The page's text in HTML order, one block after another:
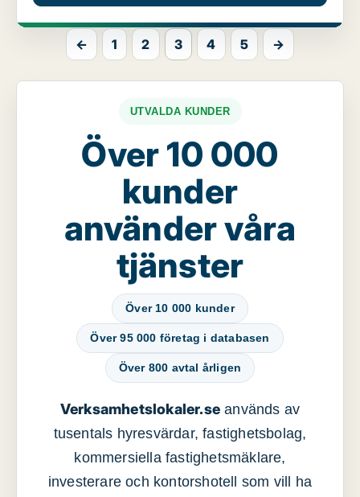
← 1 2 3 4 5 →
UTVALDA KUNDER
Över 10 000
kunder
använder våra
tjänster
Över 10 000 kunder
Över 95 000 företag i databasen
Över 800 avtal årligen
Verksamhetslokaler.se används av
tusentals hyresvärdar, fastighetsbolag,
kommersiella fastighetsmäklare,
investerare och kontorshotell som vill ha